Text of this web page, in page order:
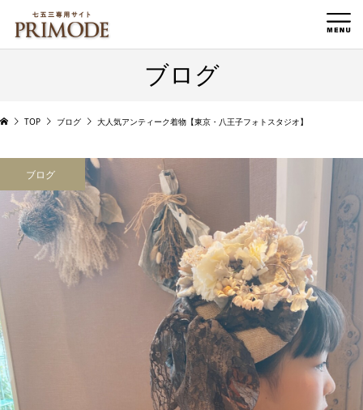
ブログ
TOP ブログ 大人気アンティーク着物【東京・八王子フォトスタジオ】
ブログ